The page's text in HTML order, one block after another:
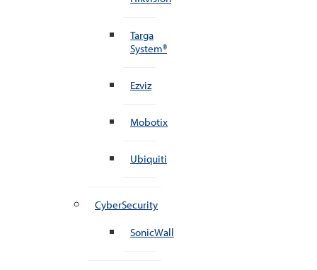
Targa
System®
Ezviz
Mobotix
Ubiquiti
CyberSecurity
SonicWall